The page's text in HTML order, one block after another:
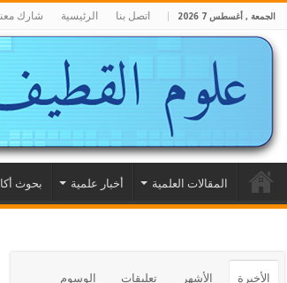
الجمعة , أغسطس 7 2026 اتصل بنا الرئيسية شارك
المقالات العلمية أخبار علمية بحوث
الأخيرة الأشهر تعليقات الوسوم